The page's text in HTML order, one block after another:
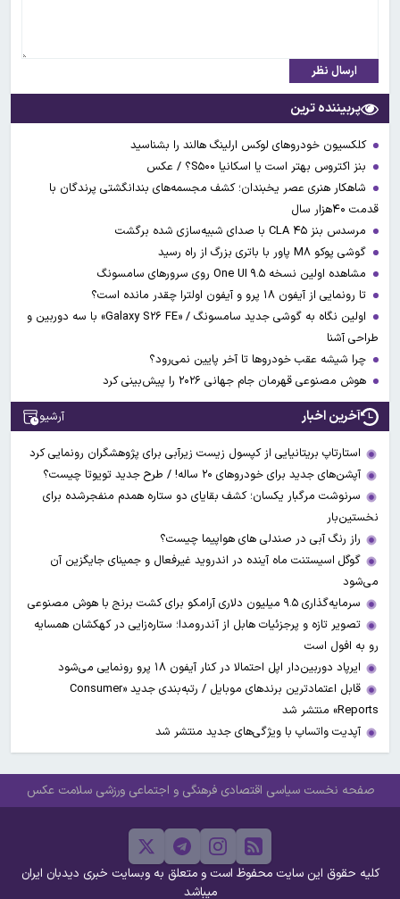
ارسال نظر
پربیننده ترین
کلکسیون خودروهای لوکس ارلینگ هالند را بشناسید
بنز اکتروس بهتر است یا اسکانیا S۵۰۰؟ / عکس
شاهکار هنری عصر یخبندان؛ کشف مجسمه‌های بندانگشتی‌ پرندگان با
قدمت ۴۰هزار سال
مرسدس بنز CLA ۴۵ با صدای شبیه‌سازی شده برگشت
گوشی پوکو M۸ پاور با باتری بزرگ از راه رسید
مشاهده اولین نسخه One UI ۹.۵ روی سرورهای سامسونگ
تا رونمایی از آیفون ۱۸ پرو و آیفون اولترا چقدر مانده است؟
اولین نگاه به گوشی جدید سامسونگ / «Galaxy S۲۶ FE» با سه دوربین و
طراحی آشنا
چرا شیشه عقب خودروها تا آخر پایین نمی‌رود؟
هوش مصنوعی قهرمان جام جهانی ۲۰۲۶ را پیش‌بینی کرد
آخرین اخبار آرشیو
استارتاپ بریتانیایی از کپسول زیست زیرآبی برای پژوهشگران رونمایی کرد
آپشن‌های جدید برای خودروهای ۲۰ ساله! / طرح جدید تویوتا چیست؟
سرنوشت مرگبار یکسان؛ کشف بقایای دو ستاره همدم منفجرشده برای
نخستین‌بار
راز رنگ آبی در صندلی های هواپیما چیست؟
گوگل اسیستنت ماه آینده در اندروید غیرفعال و جمینای جایگزین آن
می‌شود
سرمایه‌گذاری ۹.۵ میلیون دلاری آرامکو برای کشت برنج با هوش مصنوعی
تصویر تازه و پرجزئیات هابل از آندرومدا؛ ستاره‌زایی در کهکشان همسایه
رو به افول است
ایرپاد دوربین‌دار اپل احتمالا در کنار آیفون ۱۸ پرو رونمایی می‌شود
قابل اعتمادترین برندهای موبایل / رتبه‌بندی جدید «Consumer
Reports» منتشر شد
آپدیت‌ واتساپ با ویژگی‌های جدید منتشر شد
صفحه نخست سیاسی اقتصادی فرهنگی و اجتماعی ورزشی سلامت عکس
کلیه حقوق این سایت محفوظ است و متعلق به وبسایت خبری دیدبان ایران
میباشد